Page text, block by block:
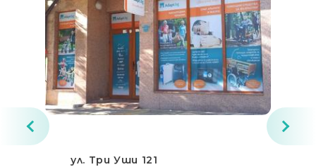
ул. Три Уши 121